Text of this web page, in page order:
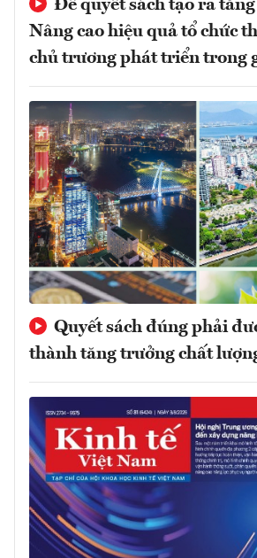
Để quyết sách tạo ra
Nâng cao hiệu quả tổ chức
chủ trương phát triển trong
Quyết sách đúng phải
thành tăng trưởng chất